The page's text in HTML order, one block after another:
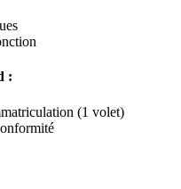
:
(1 volet)